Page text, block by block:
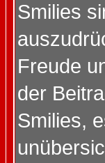
Smilies
Freude
der
Smilies,